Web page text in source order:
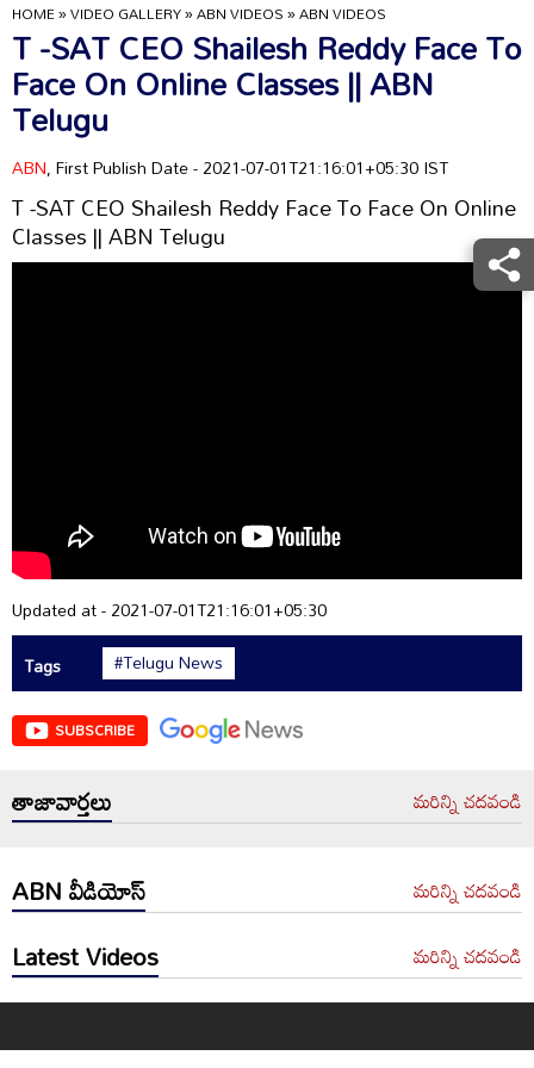
HOME»VIDEO GALLERY»ABN VIDEOS»ABN VIDEOS
T -SAT CEO Shailesh Reddy Face To
Face On Online Classes || ABN
Telugu
ABN, First Publish Date - 2021-07-01T21:16:01+05:30 IST
T -SAT CEO Shailesh Reddy Face To Face On Online
Classes || ABN Telugu
Updated at - 2021-07-01T21:16:01+05:30
Tags
#Telugu News
SUBSCRIBE
తాజావార్తలు మరిన్ని చదవండి
ABN వీడియోస్ మరిన్ని చదవండి
Latest Videos మరిన్ని చదవండి